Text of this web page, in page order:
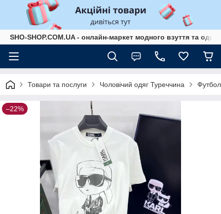
SHO-SHOP.COM.UA - онлайн-маркет модного взуття та
Товари та послуги Чоловічий одяг Туреччина
–22%